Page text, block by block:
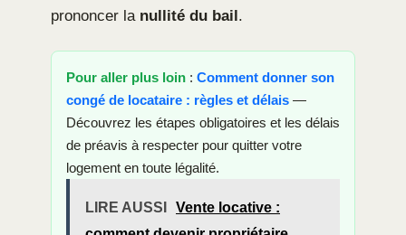
prononcer la nullité du bail .
Pour aller plus loin : Comment donner son
congé de locataire : règles et délais —
Découvrez les étapes obligatoires et les délais
de préavis à respecter pour quitter votre
logement en toute légalité.
LIRE AUSSI
Vente locative :